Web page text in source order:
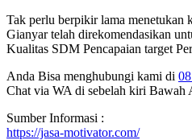
Tak perlu berpikir lama menetukan
Gianyar telah direkomendasikan
Kualitas SDM Pencapaian target
Anda Bisa menghubungi kami di
Chat via WA di sebelah kiri Bawah
Sumber Informasi :
https://jasa-motivator.com/